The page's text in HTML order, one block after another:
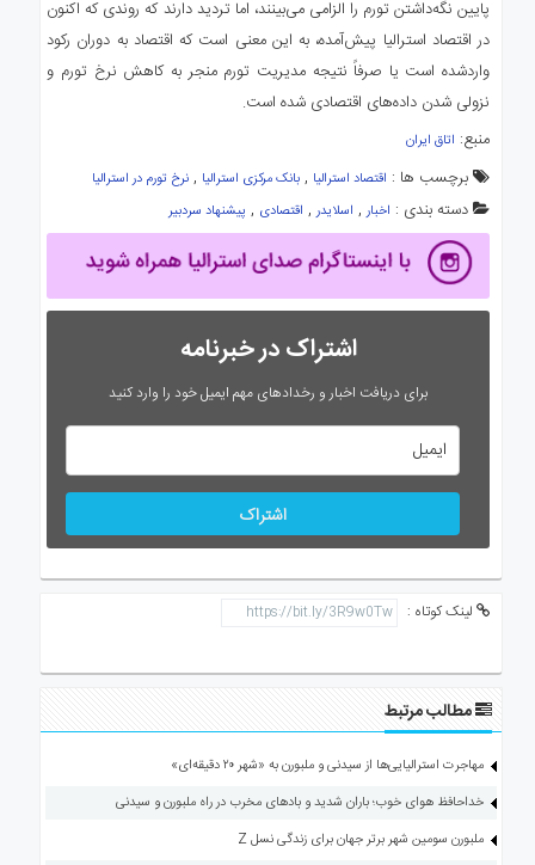
پایین نگه‌داشتن تورم را الزامی می‌بینند، اما تردید دارند که روندی که اکنون
در اقتصاد استرالیا پیش‌آمده، به این معنی است که اقتصاد به دوران رکود
واردشده است یا صرفاً نتیجه مدیریت تورم منجر به کاهش نرخ تورم و
نزولی شدن داده‌های اقتصادی شده است.
منبع: اتاق ایران
برچسب ها : اقتصاد استرالیا , بانک مرکزی استرالیا , نرخ تورم در استرالیا
دسته بندی : اخبار, اسلایدر, اقتصادی , پیشنهاد سردبیر
اشتراک در خبرنامه
برای دریافت اخبار و رخدادهای مهم ایمیل خود را وارد کنید
اشتراک
لینک کوتاه :
مطالب مرتبط
مهاجرت استرالیایی‌ها از سیدنی و ملبورن به «شهر ۲۰ دقیقه‌ای»
خداحافظ هوای خوب؛ باران شدید و بادهای مخرب در راه ملبورن و سیدنی
ملبورن سومین شهر برتر جهان برای زندگی نسل Z